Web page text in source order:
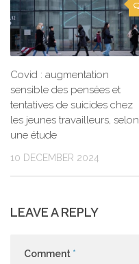
Covid : augmentation
sensible des pensées et
tentatives de suicides chez
les jeunes travailleurs, selon
une étude
10 DECEMBER 2024
LEAVE A REPLY
Comment *